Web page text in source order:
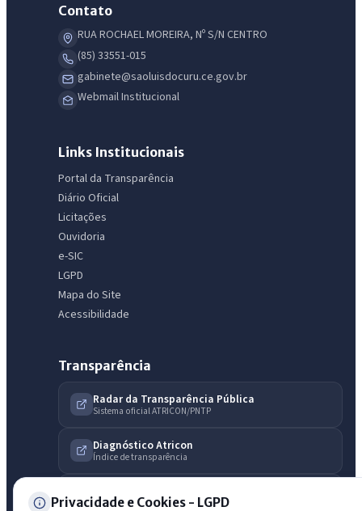
Contato
RUA ROCHAEL MOREIRA, Nº S/N CENTRO
(85) 33551-015
gabinete@saoluisdocuru.ce.gov.br
Webmail Institucional
Links Institucionais
Portal da Transparência
Diário Oficial
Licitações
Ouvidoria
e-SIC
LGPD
Mapa do Site
Acessibilidade
Transparência
Radar da Transparência Pública
Sistema oficial ATRICON/PNTP
Diagnóstico Atricon
Índice de transparência
Privacidade e Cookies - LGPD
IntGest AI
Assistente do Portal
Olá. Pergunte sobre serviços, notícias, legislação, Diário Oficial,
licitações, estrutura ou transparência do município.
Licitações abertas